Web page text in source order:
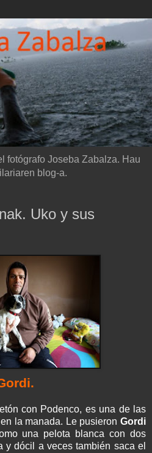
fotógrafo Joseba Zabalza. Hau
blog-a.
Uko y sus
.
con Podenco, es una de las
la manada. Le pusieron Gordi
una pelota blanca con dos
y dócil a veces también saca el